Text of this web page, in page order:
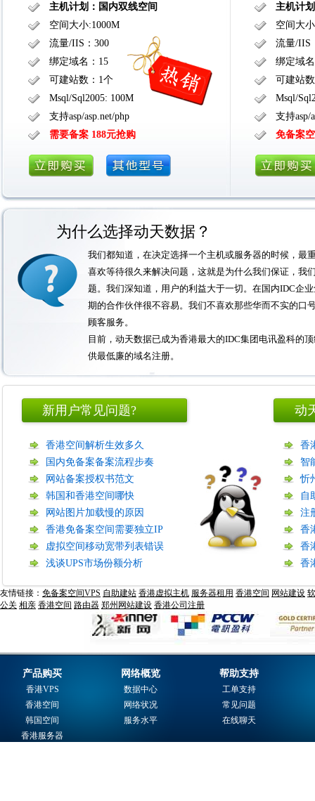
主机计划：国内双线空间
空间大小:1000M
流量/IIS：300
绑定域名：15
可建站数：1个
Msql/Sql2005: 100M
支持asp/asp.net/php
需要备案 188元抢购
主机计
空间大
流量/IIS
绑定域
可建站
Msql/
支持asp/
免备案
为什么选择动天数据？
我们都知道，在决定选择一个主机或服务器的时候，最
喜欢等待很久来解决问题，这就是为什么我们保证，我
题。我们深知道，用户的利益大于一切。在国内IDC企
期的合作伙伴很不容易。我们不喜欢那些华而不实的口
顾客服务。
目前，动天数据已成为香港最大的IDC集团电讯盈科的
供最低廉的域名注册。
新用户常见问题? 动
香港空间解析生效多久
国内免备案备案流程步奏
网站备案授权书范文
韩国和香港空间哪快
网站图片加载慢的原因
香港免备案空间需要独立IP
虚拟空间移动宽带列表错误
浅谈UPS市场份额分析
香
智
忻
自
注
香
香
香
友情链接： 免备案空间VPS 自助建站 香港虚拟主机 服务器租用 香港空间 网站建设
公关 相亲 香港空间 路由器 郑州网站建设 香港公司注册
产品购买
香港VPS
香港空间
韩国空间
香港服务器
网络概览
数据中心
网络状况
服务水平
帮助支持
工单支持
常见问题
在线聊天